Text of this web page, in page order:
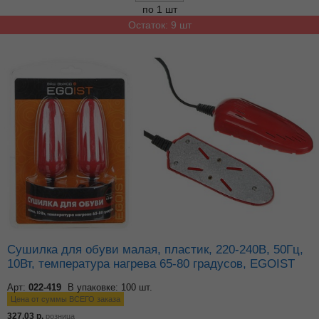
по 1 шт
Остаток: 9 шт
Сушилка для обуви малая, пластик, 220-240В, 50Гц,
10Вт, температура нагрева 65-80 градусов, EGOIST
Арт: 022-419 В упаковке: 100 шт.
Цена от суммы ВСЕГО заказа
327.03 р. розница